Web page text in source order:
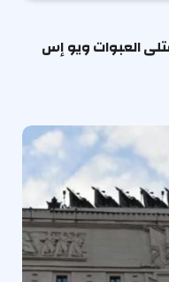
العبوات ويو إس